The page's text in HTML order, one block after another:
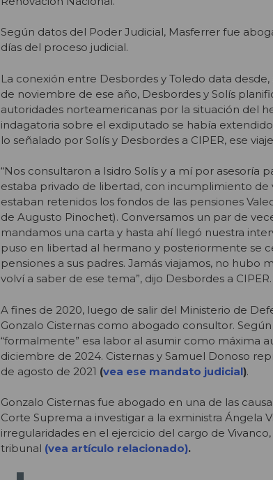
Según datos del Poder Judicial, Masferrer fue
días del proceso judicial.
La conexión entre Desbordes y Toledo data desde,
de noviembre de ese año, Desbordes y Solís
autoridades norteamericanas por la situación del
indagatoria sobre el exdiputado se había
lo señalado por Solís y Desbordes a CIPER, ese
“Nos consultaron a Isidro Solís y a mí por asesoría
estaba privado de libertad, con incumplimiento de
estaban retenidos los fondos de las pensiones
de Augusto Pinochet). Conversamos un par de
mandamos una carta y hasta ahí llegó nuestra
puso en libertad al hermano y posteriormente se
pensiones a sus padres. Jamás viajamos, no hubo
volví a saber de ese tema”, dijo Desbordes a CIPER.
A fines de 2020, luego de salir del Ministerio de
Gonzalo Cisternas como abogado consultor.
“formalmente” esa labor al asumir como máxima
diciembre de 2024. Cisternas y Samuel Donoso
de agosto de 2021 (vea ese mandato judicial).
Gonzalo Cisternas fue abogado en una de las
Corte Suprema a investigar a la exministra Ángela
irregularidades en el ejercicio del cargo de
tribunal (vea artículo relacionado).